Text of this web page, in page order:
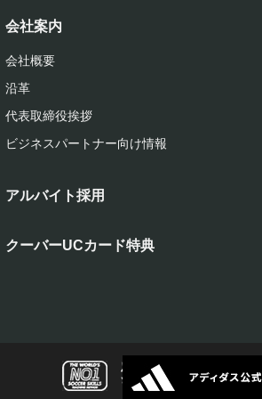
会社案内
会社概要
沿革
代表取締役挨拶
ビジネスパートナー向け情報
アルバイト採用
クーバーUCカード特典